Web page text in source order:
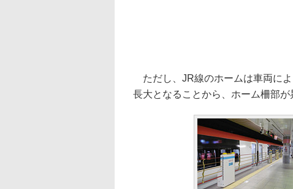
ただし、JR線のホームは車両に
長大となることから、ホーム柵部